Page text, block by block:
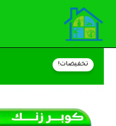
المحتوى
تخفيضات!
هو:
كوبر